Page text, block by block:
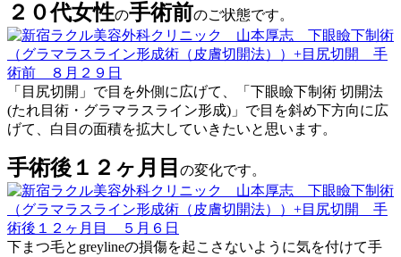
２０代女性の手術前のご状態です。
「目尻切開」で目を外側に広げて、「下眼瞼下制術 切開法
(たれ目術・グラマラスライン形成)」で目を斜め下方向に広
げて、白目の面積を拡大していきたいと思います。
手術後１２ヶ月目 の変化です。
下まつ毛とgreylineの損傷を起こさないように気を付けて手